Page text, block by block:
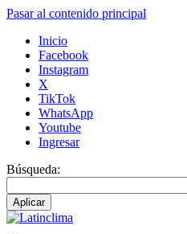
Pasar al contenido principal
Inicio
Facebook
Instagram
X
TikTok
WhatsApp
Youtube
Ingresar
Búsqueda: